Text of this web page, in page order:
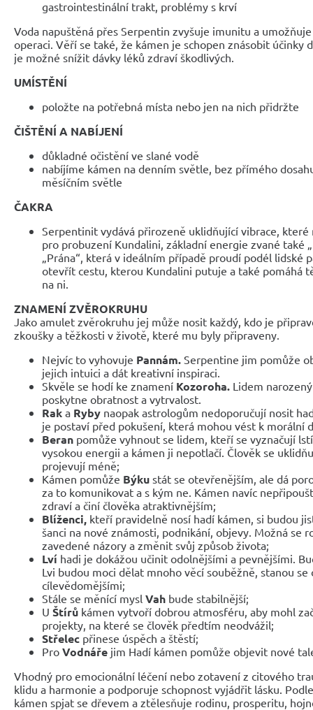
gastrointestinální trakt, problémy s krví
Voda napuštěná přes Serpentin zvyšuje imunitu a
operaci. Věří se také, že kámen je schopen znásobit účinky
je možné snížit dávky léků zdraví škodlivých.
UMÍSTĚNÍ
položte na potřebná místa nebo jen na nich přidržte
ČIŠTĚNÍ A NABÍJENÍ
důkladné očistění ve slané vodě
nabíjíme kámen na denním světle, bez přímého
měsíčním světle
ČAKRA
Serpentinit vydává přirozeně uklidňující vibrace,
pro probuzení Kundalini, základní energie zvané také
„Prána“, která v ideálním případě proudí podél lidské
otevřít cestu, kterou Kundalini putuje a také pomáhá
na ni.
ZNAMENÍ ZVĚROKRUHU
Jako amulet zvěrokruhu jej může nosit každý, kdo je
zkoušky a těžkosti v životě, které mu byly připraveny.
Nejvíc to vyhovuje Pannám. Serpentine jim pomůže
jejich intuici a dát kreativní inspiraci.
Skvěle se hodí ke znamení Kozoroha. Lidem
poskytne obratnost a vytrvalost.
Rak a Ryby naopak astrologům nedoporučují nosit
je postaví před pokušení, která mohou vést k morální
Beran pomůže vyhnout se lidem, kteří se vyznačují
vysokou energii a kámen ji nepotlačí. Člověk se
projevují méně;
Kámen pomůže Býku stát se otevřenějším, ale dá
za to komunikovat a s kým ne. Kámen navíc
zdraví a činí člověka atraktivnějším;
Blíženci, kteří pravidelně nosí hadí kámen, si budou
šanci na nové známosti, podnikání, objevy. Možná se
zavedené názory a změnit svůj způsob života;
Lví hadi je dokážou učinit odolnějšími a pevnějšími.
Lvi budou moci dělat mnoho věcí souběžně, stanou
cílevědomějšími;
Stále se měnící mysl Vah bude stabilnější;
U Štírů kámen vytvoří dobrou atmosféru, aby mohl
projekty, na které se člověk předtím neodvážil;
Střelec přinese úspěch a štěstí;
Pro Vodnáře jim Hadí kámen pomůže objevit nové
Vhodný pro emocionální léčení nebo zotavení z citového
klidu a harmonie a podporuje schopnost vyjádřit lásku.
kámen spjat se dřevem a ztělesňuje rodinu, prosperitu,